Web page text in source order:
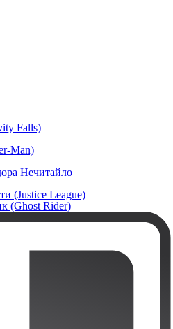
Falls)
Man)
Нечитайло
(Justice League)
(Ghost Rider)